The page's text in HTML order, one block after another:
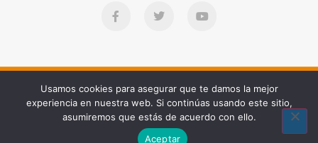
Ⓒ2025 | Concello de Gondomar | Praza Doctor Latino Salgueiro, 1, 36380
Web diseñada por People and Brand
Usamos cookies para asegurar que te damos la mejor
experiencia en nuestra web. Si continúas usando este sitio,
asumiremos que estás de acuerdo con ello.
Aceptar